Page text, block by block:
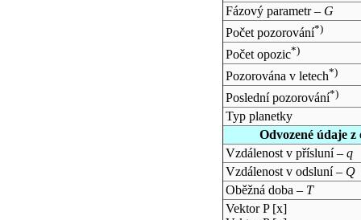
Fázový parametr – G
Počet pozorování*)
Počet opozic*)
Pozorována v letech*)
Poslední pozorování*)
Typ planetky
Odvozené údaje
Vzdálenost v přísluní – q
Vzdálenost v odsluní – Q
Oběžná doba – T
Vektor P [x]